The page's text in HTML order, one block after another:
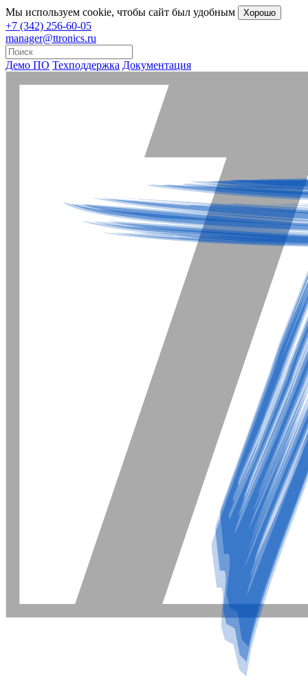
Мы используем cookie, чтобы сайт был удобным Хорошо
+7 (342) 256-60-05
manager@ttronics.ru
Демо ПО Техподдержка Документация